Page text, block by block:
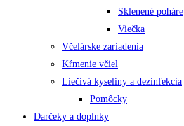
Sklenené poháre
Viečka
Včelárske zariadenia
Kŕmenie včiel
Liečivá kyseliny a dezinfekcia
Pomôcky
Darčeky a doplnky